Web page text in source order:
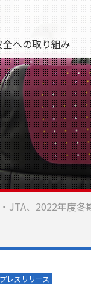
全への取り組み
JTA、2022年度
プレスリリース